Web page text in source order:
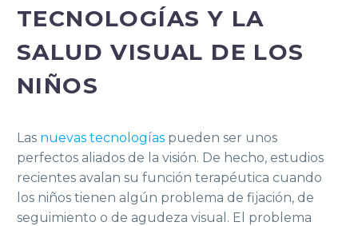
TECNOLOGÍAS Y LA
SALUD VISUAL DE LOS
NIÑOS
Las nuevas tecnologías pueden ser unos
perfectos aliados de la visión. De hecho, estudios
recientes avalan su función terapéutica cuando
los niños tienen algún problema de fijación, de
seguimiento o de agudeza visual. El problema